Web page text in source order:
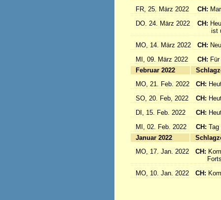
FR, 25. März 2022
CH:
DO. 24. März 2022
CH:
ist
MO, 14. März 2022
CH:
MI, 09. März 2022
CH:
Februar 2022
MO, 21. Feb. 2022
CH:
SO, 20. Feb, 2022
CH:
DI, 15. Feb. 2022
CH:
MI, 02. Feb. 2022
CH: Tag
Januar 2022
MO, 17. Jan. 2022
CH:
MO, 10. Jan. 2022
CH: